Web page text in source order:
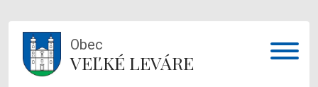
Obec
VEĽKÉ LEVÁRE